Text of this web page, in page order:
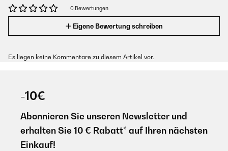
0 Bewertungen
Eigene Bewertung schreiben
Es liegen keine Kommentare zu diesem Artikel vor.
-10€
Abonnieren Sie unseren Newsletter und
erhalten Sie 10 € Rabatt* auf Ihren nächsten
Einkauf!